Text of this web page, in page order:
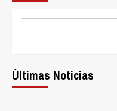
Últimas Noticias